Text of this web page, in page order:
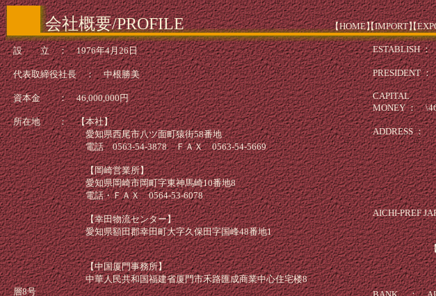
会社概要/PROFILE
設 立 ： 1976年4月26日
代表取締役社長 ： 中根勝美
資本金 ： 46,000,000円
所在地 ： 【本社】
愛知県西尾市八ツ面町猿街58番地
電話 0563-54-3878 ＦＡＸ 0563-54-5669
【岡崎営業所】
愛知県岡崎市岡町字東神馬崎10番地8
電話・ＦＡＸ 0564-53-6078
【幸田物流センター】
愛知県額田郡幸田町大字久保田字国峰48番地1
【中国厦門事務所】
中華人民共和国福建省厦門市禾路匯成商業中心住宅楼8
層8号
【HOME】【IMPORT】
【
ESTABLISH
PRESIDENT
CAPITAL
MONEY ：
ADDRESS ：
NO.58
TEL
【
NO.10-8
AICHI-PREF
TEL・Ｆ
【
RM808
TEL 86-